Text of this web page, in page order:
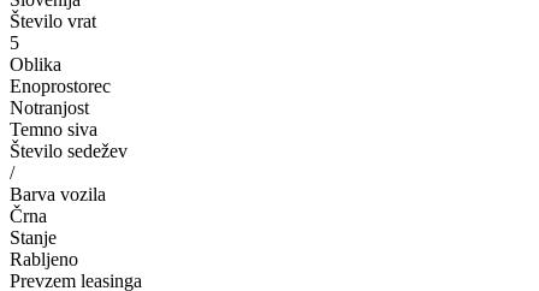
Število vrat
5
Oblika
Enoprostorec
Notranjost
Temno siva
Število sedežev
/
Barva vozila
Črna
Stanje
Rabljeno
Prevzem leasinga